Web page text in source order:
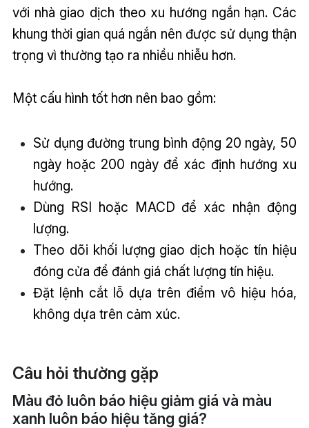
với nhà giao dịch theo xu hướng ngắn hạn. Các
khung thời gian quá ngắn nên được sử dụng thận
trọng vì thường tạo ra nhiều nhiễu hơn.
Một cấu hình tốt hơn nên bao gồm:
Sử dụng đường trung bình động 20 ngày, 50
ngày hoặc 200 ngày để xác định hướng xu
hướng.
Dùng RSI hoặc MACD để xác nhận động
lượng.
Theo dõi khối lượng giao dịch hoặc tín hiệu
đóng cửa để đánh giá chất lượng tín hiệu.
Đặt lệnh cắt lỗ dựa trên điểm vô hiệu hóa,
không dựa trên cảm xúc.
Câu hỏi thường gặp
Màu đỏ luôn báo hiệu giảm giá và màu
xanh luôn báo hiệu tăng giá?